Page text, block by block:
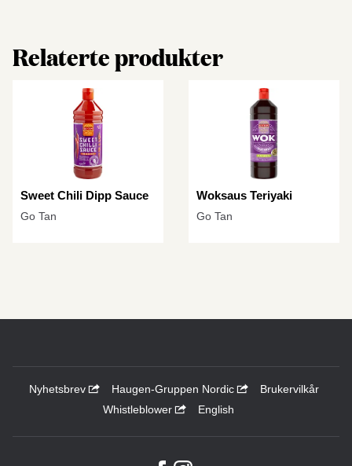
Relaterte produkter
Sweet Chili Dipp Sauce
Go Tan
Woksaus Teriyaki
Go Tan
Nyhetsbrev Haugen-Gruppen Nordic
Brukervilkår
Whistleblower
English